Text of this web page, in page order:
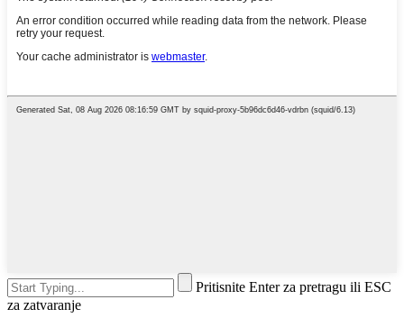
Pritisnite Enter za pretragu ili ESC
za zatvaranje